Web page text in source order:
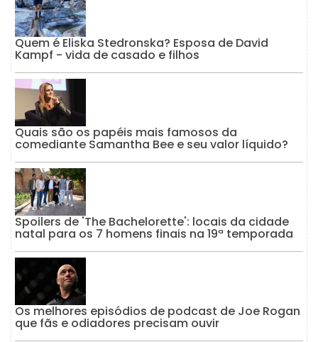
Quem é Eliska Stedronska? Esposa de David
Kampf - vida de casado e filhos
Quais são os papéis mais famosos da
comediante Samantha Bee e seu valor líquido?
Spoilers de 'The Bachelorette': locais da cidade
natal para os 7 homens finais na 19ª temporada
Os melhores episódios de podcast de Joe Rogan
que fãs e odiadores precisam ouvir